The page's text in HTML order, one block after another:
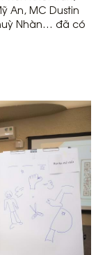
An, MC Dustin
Nhàn… đã có